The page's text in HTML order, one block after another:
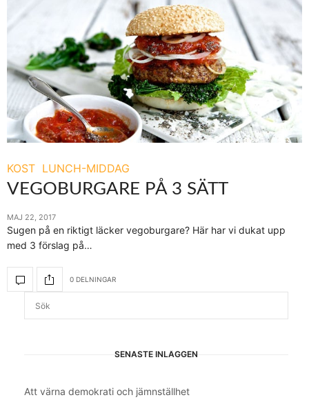
KOST LUNCH-MIDDAG
VEGOBURGARE PÅ 3 SÄTT
MAJ 22, 2017
Sugen på en riktigt läcker vegoburgare? Här har vi dukat upp
med 3 förslag på…
0 DELNINGAR
SENASTE INLÄGGEN
Att värna demokrati och jämnställhet